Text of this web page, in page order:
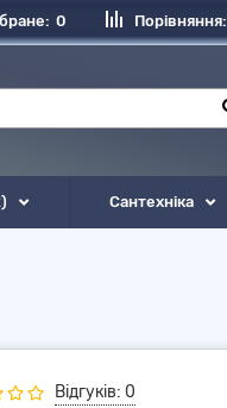
Порівняння:
0
Сантехніка
Відгуків: 0